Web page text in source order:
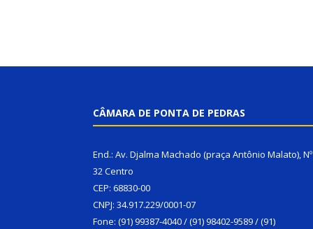
CÂMARA DE PONTA DE PEDRAS
End.: Av. Djalma Machado (praça Antônio Malato), Nº
32 Centro
CEP: 68830-00
CNPJ: 34.917.229/0001-07
Fone: (91) 99387-4040 / (91) 98402-9589 / (91)